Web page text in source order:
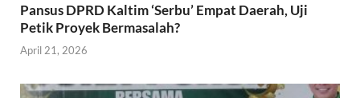
Pansus DPRD Kaltim ‘Serbu’ Empat Daerah, Uji
Petik Proyek Bermasalah?
April 21, 2026